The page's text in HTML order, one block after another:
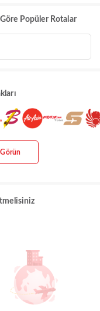
Popüler Rotalar